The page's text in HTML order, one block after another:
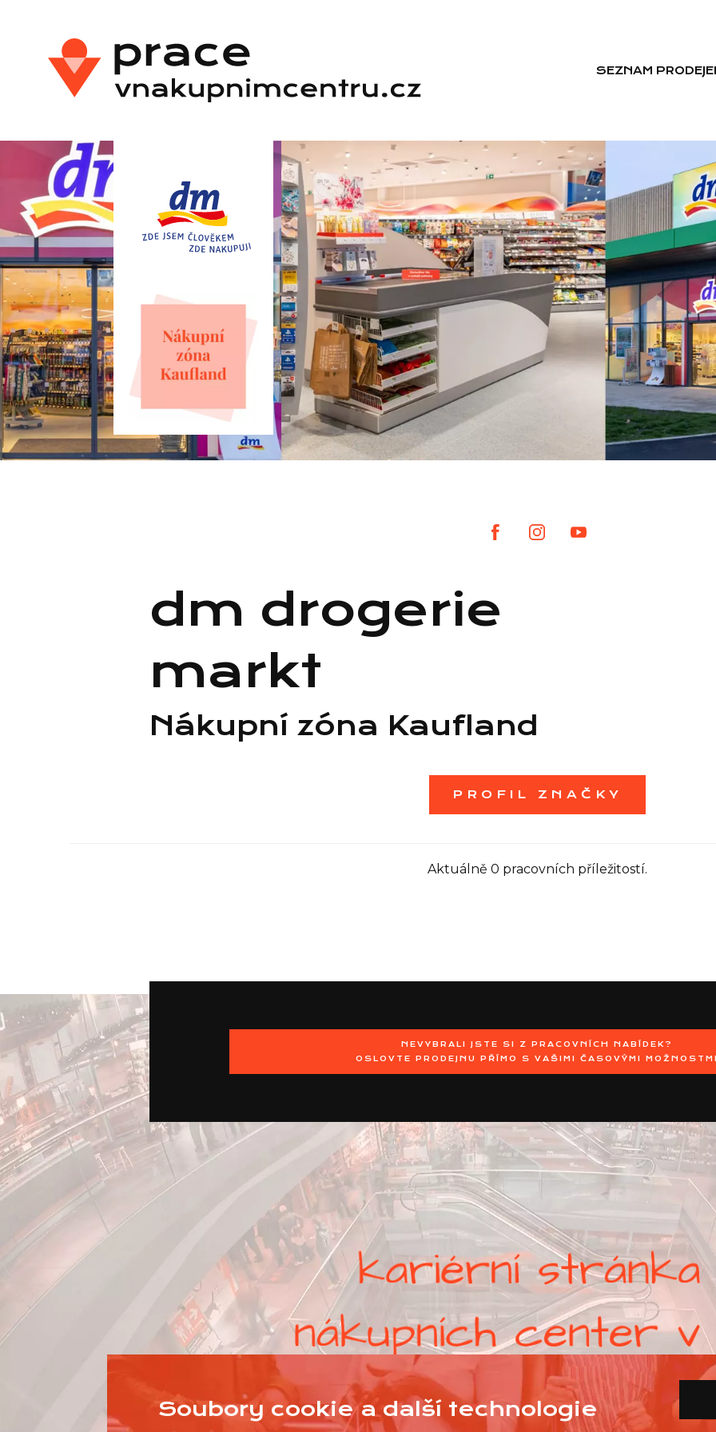
SEZNAM
dm drogerie
markt
Nákupní zóna Kaufland
PROFIL ZNAČKY
Aktuálně 0 pracovních příležitostí.
NEVYBRALI JSTE SI Z PRACOVNÍCH NABÍDEK?
OSLOVTE PRODEJNU PŘÍMO S VAŠIMI ČASOVÝMI
Soubory cookie a další technologie